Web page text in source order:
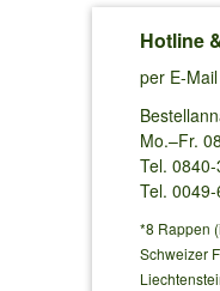
Hotline
per E-
Mo.–Fr.
Tel.
Tel.
*8 Rappen
Schweizer